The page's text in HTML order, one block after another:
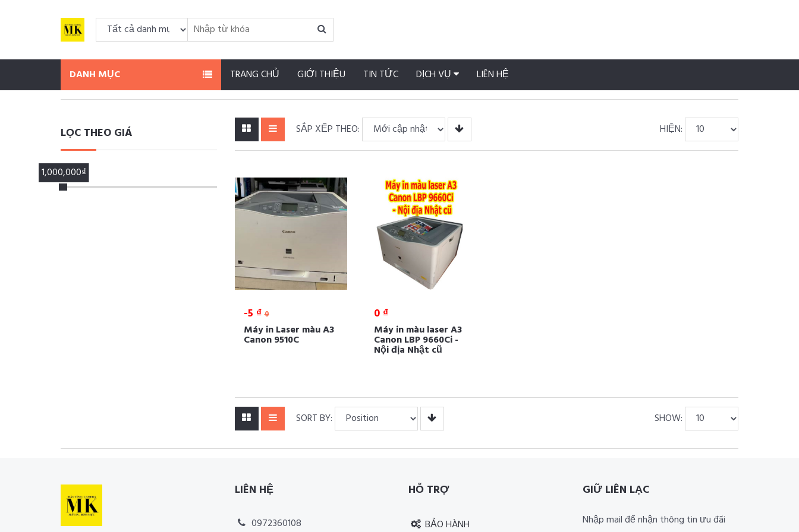
DANH MỤC TRANG CHỦ GIỚI THIỆU TIN TỨC DỊCH VỤ LIÊN HỆ
LỌC THEO GIÁ
100,000₫
1,000,000₫
SẮP XẾP THEO: HIỆN:
-5 ₫0
Máy in Laser màu A3
Canon 9510C
0 ₫
Máy in màu laser A3
Canon LBP 9660Ci -
Nội địa Nhật cũ
SORT BY: SHOW:
LIÊN HỆ
0972360108
HỖ TRỢ
BẢO HÀNH
GIỮ LIÊN LẠC
Nhập mail để nhận thông tin ưu đãi